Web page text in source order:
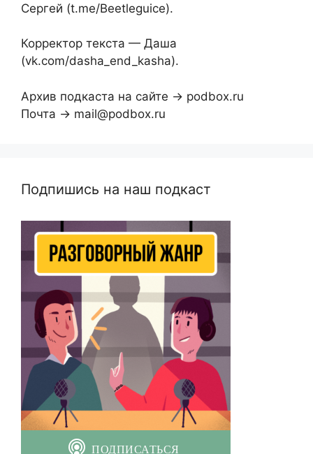
Сергей (t.me/Beetleguice).
Корректор текста — Даша
(vk.com/dasha_end_kasha).
Архив подкаста на сайте → podbox.ru
Почта → mail@podbox.ru
Подпишись на наш подкаст